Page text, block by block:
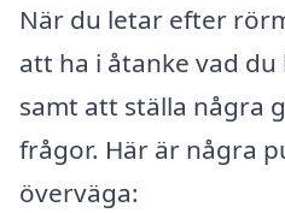
När du letar efter
att ha i åtanke vad
samt att ställa några
frågor. Här är några
överväga: